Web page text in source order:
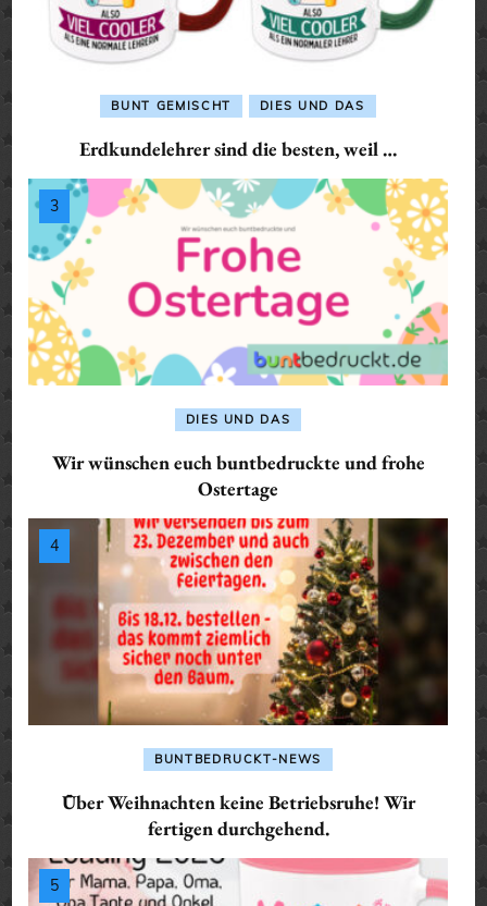
BUNT GEMISCHT DIES UND DAS
Erdkundelehrer sind die besten, weil …
DIES UND DAS
Wir wünschen euch buntbedruckte und frohe
Ostertage
BUNTBEDRUCKT-NEWS
Über Weihnachten keine Betriebsruhe! Wir
fertigen durchgehend.